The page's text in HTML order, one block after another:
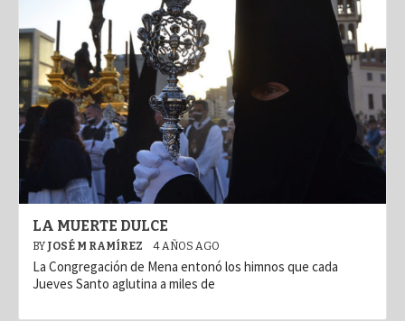
LA MUERTE DULCE
BY JOSÉ M RAMÍREZ 4 AÑOS AGO
La Congregación de Mena entonó los himnos que cada
Jueves Santo aglutina a miles de